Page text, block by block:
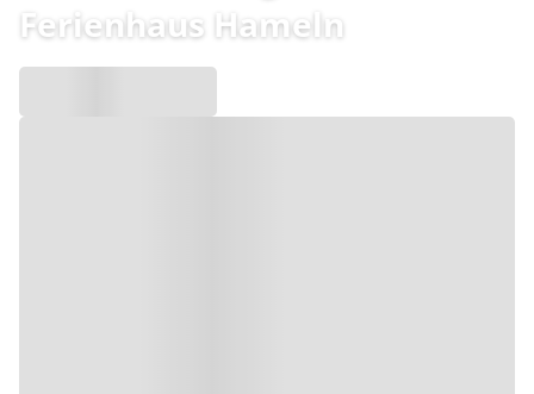
Ferienhaus Hameln